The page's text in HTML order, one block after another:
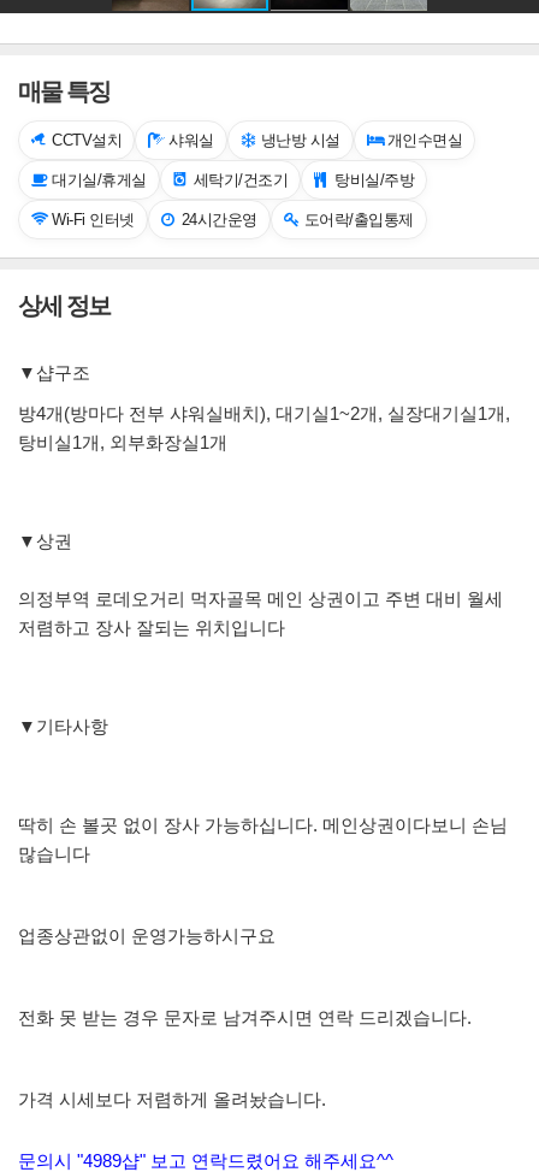
매물 특징
CCTV설치 샤워실 냉난방 시설 개인수면실
대기실/휴게실 세탁기/건조기 탕비실/주방
Wi-Fi 인터넷 24시간운영 도어락/출입통제
상세 정보
▼샵구조
방4개(방마다 전부 샤워실배치), 대기실1~2개, 실장대기실1개,
탕비실1개, 외부화장실1개
▼상권
의정부역 로데오거리 먹자골목 메인 상권이고 주변 대비 월세
저렴하고 장사 잘되는 위치입니다
▼기타사항
딱히 손 볼곳 없이 장사 가능하십니다. 메인상권이다보니 손님
많습니다
업종상관없이 운영가능하시구요
전화 못 받는 경우 문자로 남겨주시면 연락 드리겠습니다.
가격 시세보다 저렴하게 올려놨습니다.
문의시 "4989샵" 보고 연락드렸어요 해주세요^^